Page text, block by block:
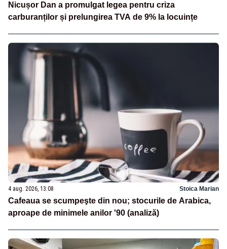
Nicușor Dan a promulgat legea pentru criza
carburanților și prelungirea TVA de 9% la locuințe
4 aug. 2026, 13:08 Stoica Marian
Cafeaua se scumpeşte din nou; stocurile de Arabica,
aproape de minimele anilor '90 (analiză)